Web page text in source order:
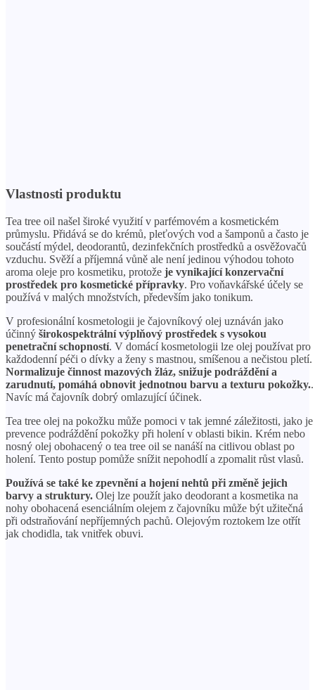
Vlastnosti produktu
Tea tree oil našel široké využití v parfémovém a kosmetickém
průmyslu. Přidává se do krémů, pleťových vod a šamponů a často je
součástí mýdel, deodorantů, dezinfekčních prostředků a osvěžovačů
vzduchu. Svěží a příjemná vůně ale není jedinou výhodou tohoto
aroma oleje pro kosmetiku, protože je vynikající konzervační
prostředek pro kosmetické přípravky. Pro voňavkářské účely se
používá v malých množstvích, především jako tonikum.
V profesionální kosmetologii je čajovníkový olej uznáván jako
účinný širokospektrální výplňový prostředek s vysokou
penetrační schopností. V domácí kosmetologii lze olej používat pro
každodenní péči o dívky a ženy s mastnou, smíšenou a nečistou pletí.
Normalizuje činnost mazových žláz, snižuje podráždění a
zarudnutí, pomáhá obnovit jednotnou barvu a texturu pokožky..
Navíc má čajovník dobrý omlazující účinek.
Tea tree olej na pokožku může pomoci v tak jemné záležitosti, jako je
prevence podráždění pokožky při holení v oblasti bikin. Krém nebo
nosný olej obohacený o tea tree oil se nanáší na citlivou oblast po
holení. Tento postup pomůže snížit nepohodlí a zpomalit růst vlasů.
Používá se také ke zpevnění a hojení nehtů při změně jejich
barvy a struktury. Olej lze použít jako deodorant a kosmetika na
nohy obohacená esenciálním olejem z čajovníku může být užitečná
při odstraňování nepříjemných pachů. Olejovým roztokem lze otřít
jak chodidla, tak vnitřek obuvi.